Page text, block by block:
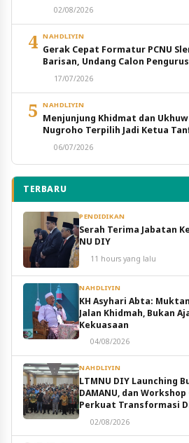
02/08/2026
4 NAHDLIYIN
Gerak Cepat Formatur PCNU
Barisan, Undang Calon
17/07/2026
5 NAHDLIYIN
Menjunjung Khidmat dan
Nugroho Terpilih Jadi Ketua
06/07/2026
TERBARU
PENDIDIKAN
Serah Terima Jabatan
NU DIY
11 hours yang lalu
NAHDLIYIN
KH Asyhari Abta:
Jalan Khidmah, Bukan
Kekuasaan
04/08/2026
NAHDLIYIN
LTMNU DIY Launching
DAMANU, dan
Perkuat Transformasi
02/08/2026